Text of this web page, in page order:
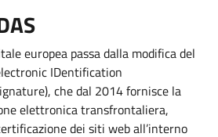
europea passa dalla modifica del
IDentification
che dal 2014 fornisce la
elettronica transfrontaliera,
dei siti web all’interno